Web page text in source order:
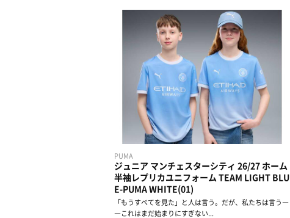
PUMA
ジュニア マンチェスターシティ 26/27 ホーム
半袖レプリカユニフォーム TEAM LIGHT BLU
E-PUMA WHITE(01)
「もうすべてを見た」と人は言う。だが、私たちは言う―
―これはまだ始まりにすぎない...